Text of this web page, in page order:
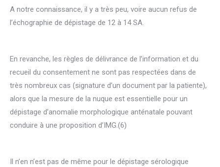
A notre connaissance, il y a très peu, voire aucun refus de
l’échographie de dépistage de 12 à 14 SA.
En revanche, les règles de délivrance de l’information et du
recueil du consentement ne sont pas respectées dans de
très nombreux cas (signature d’un document par la patiente),
alors que la mesure de la nuque est essentielle pour un
dépistage d’anomalie morphologique anténatale pouvant
conduire à une proposition d’IMG.(6)
Il n’en n’est pas de même pour le dépistage sérologique